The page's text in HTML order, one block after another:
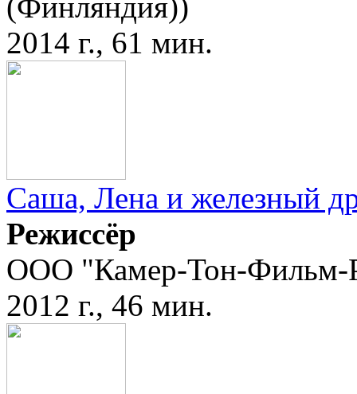
2014 г., 61 мин.
Саша, Лена и железный
Режиссёр
ООО "Камер-Тон-Фильм-
2012 г., 46 мин.